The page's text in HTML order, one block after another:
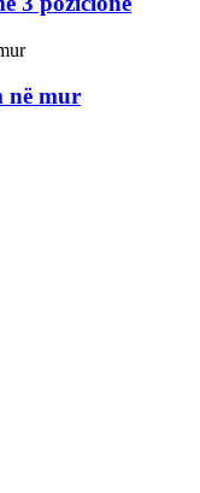
në mur